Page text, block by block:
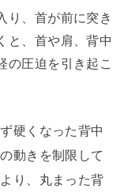
り、首が前に突き
と、首や肩、背中
の圧迫を引き起こ
硬くなった背中
動きを制限して
り、丸まった背